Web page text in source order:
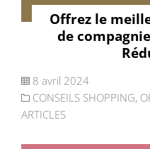
Offrez le
de
8 avril 2024
CONSEILS SHOPPING,
ARTICLES